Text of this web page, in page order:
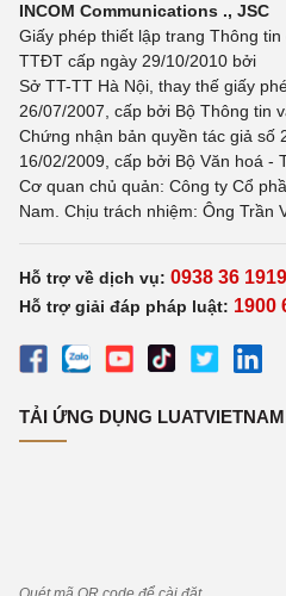
INCOM Communications ., JSC
Giấy phép thiết lập trang Thông
TTĐT cấp ngày 29/10/2010 bởi
Sở TT-TT Hà Nội, thay thế giấy
26/07/2007, cấp bởi Bộ Thông tin
Chứng nhận bản quyền tác giả số
16/02/2009, cấp bởi Bộ Văn hoá -
Cơ quan chủ quản: Công ty Cổ
Nam. Chịu trách nhiệm: Ông Trần
Hỗ trợ về dịch vụ: 0938 36 1919
Hỗ trợ giải đáp pháp luật: 1900
TẢI ỨNG DỤNG LUATVIETNAM